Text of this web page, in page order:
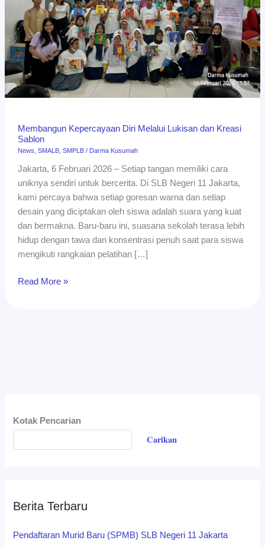
Membangun Kepercayaan Diri Melalui Lukisan dan Kreasi
Sablon
News SMALB, SMPLB/ Darma Kusumah
Jakarta, 6 Februari 2026 – Setiap tangan memiliki cara
uniknya sendiri untuk bercerita. Di SLB Negeri 11 Jakarta,
kami percaya bahwa setiap goresan warna dan setiap
desain yang diciptakan oleh siswa adalah suara yang kuat
dan bermakna. Baru-baru ini, suasana sekolah terasa lebih
hidup dengan tawa dan konsentrasi penuh saat para siswa
mengikuti rangkaian pelatihan […]
Sablon
Read More »
Kotak Pencarian
Carikan
Berita Terbaru
Pendaftaran Murid Baru (SPMB) SLB Negeri 11 Jakarta